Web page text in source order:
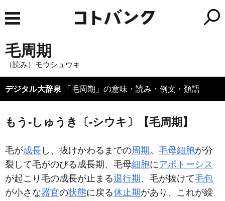
毛周期
（読み）モウシュウキ
デジタル大辞泉 「毛周期」の意味・読み・例文・類語
もう‐しゅうき〔‐シウキ〕【毛周期】
毛が成長 し、抜けかわるまでの周期。 毛母細胞が分
裂して毛がのびる成長期、毛母細胞にアポトーシス
が起こり毛の成長が止まる退行期 、毛が抜けて毛包
が小さな器官の状態に戻る休止期があり、これが繰